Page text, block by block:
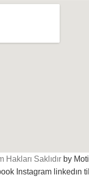
Saklıdır by
Instagram linkedın